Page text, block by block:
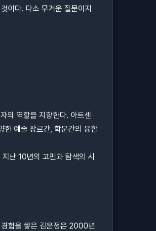
이다. 다소 무거운 질문이지
의 역할을 지향한다. 아트센
한 예술 장르간, 학문간의 융합
난 10년의 고민과 탐색의 시
험을 쌓은 김윤정은 2000년